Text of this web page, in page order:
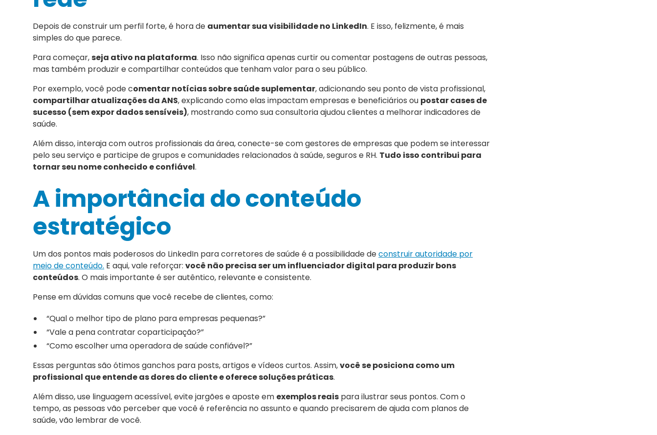
Depois de construir um perfil forte, é hora de aumentar sua visibilidade no LinkedIn. E isso, felizmente, é mais
simples do que parece.
Para começar,seja ativo na plataforma. Isso não significa apenas curtir ou comentar postagens de outras pessoas,
mas também produzir e compartilhar conteúdos que tenham valor para o seu público.
Por exemplo, você pode comentar notícias sobre saúde suplementar, adicionando seu ponto de vista profissional,
compartilhar atualizações da ANS, explicando como elas impactam empresas e beneficiários ou postar cases de
sucesso (sem expor dados sensíveis), mostrando como sua consultoria ajudou clientes a melhorar indicadores de
saúde.
Além disso, interaja com outros profissionais da área, conecte-se com gestores de empresas que podem se interessar
pelo seu serviço e participe de grupos e comunidades relacionados à saúde, seguros e RH. Tudo isso contribui para
tornar seu nome conhecido e confiável.
A importância do conteúdo
estratégico
Um dos pontos mais poderosos do LinkedIn para corretores de saúde é a possibilidade deconstruir autoridade por
meio de conteúdo. E aqui, vale reforçar:você não precisa ser um influenciador digital para produzir bons
conteúdos. O mais importante é ser autêntico, relevante e consistente.
Pense em dúvidas comuns que você recebe de clientes, como:
“Qual o melhor tipo de plano para empresas pequenas?”
“Vale a pena contratar coparticipação?”
“Como escolher uma operadora de saúde confiável?”
Essas perguntas são ótimos ganchos para posts, artigos e vídeos curtos. Assim,você se posiciona como um
profissional que entende as dores do cliente e oferece soluções práticas.
Além disso, use linguagem acessível, evite jargões e aposte em exemplos reais para ilustrar seus pontos. Com o
tempo, as pessoas vão perceber que você é referência no assunto e quando precisarem de ajuda com planos de
saúde, vão lembrar de você.